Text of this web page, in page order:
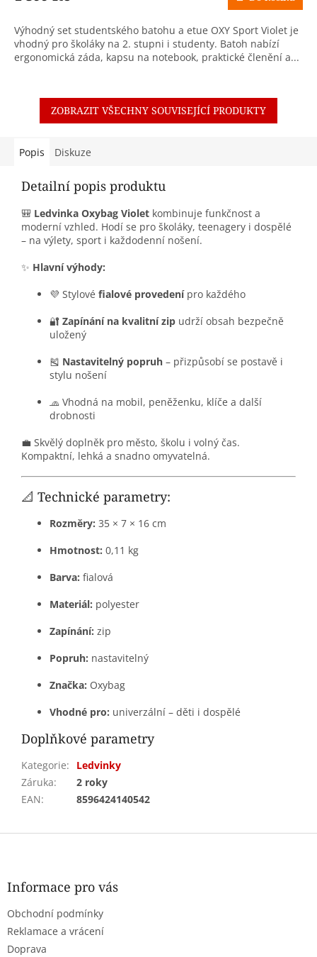
Výhodný set studentského batohu a etue OXY Sport Violet je
vhodný pro školáky na 2. stupni i studenty. Batoh nabízí
ergonomická záda, kapsu na notebook, praktické členění a...
ZOBRAZIT VŠECHNY SOUVISEJÍCÍ PRODUKTY
Popis Diskuze
Detailní popis produktu
🎒 Ledvinka Oxybag Violet kombinuje funkčnost a
moderní vzhled. Hodí se pro školáky, teenagery i dospělé
– na výlety, sport i každodenní nošení.
✨ Hlavní výhody:
💜 Stylové fialové provedenípro každého
🔐 Zapínání na kvalitní zip udrží obsah bezpečně
uložený
🎽 Nastavitelný popruh – přizpůsobí se postavě i
stylu nošení
🧢 Vhodná na mobil, peněženku, klíče a další
drobnosti
💼 Skvělý doplněk pro město, školu i volný čas.
Kompaktní, lehká a snadno omyvatelná.
📐 Technické parametry:
Rozměry: 35 × 7 × 16 cm
Hmotnost: 0,11 kg
Barva: fialová
Materiál: polyester
Zapínání: zip
Popruh: nastavitelný
Značka: Oxybag
Vhodné pro: univerzální – děti i dospělé
Doplňkové parametry
Kategorie:
Ledvinky
Záruka:
2 roky
EAN: 8596424140542
Z
Informace pro vás
Obchodní podmínky
Reklamace a vrácení
Doprava